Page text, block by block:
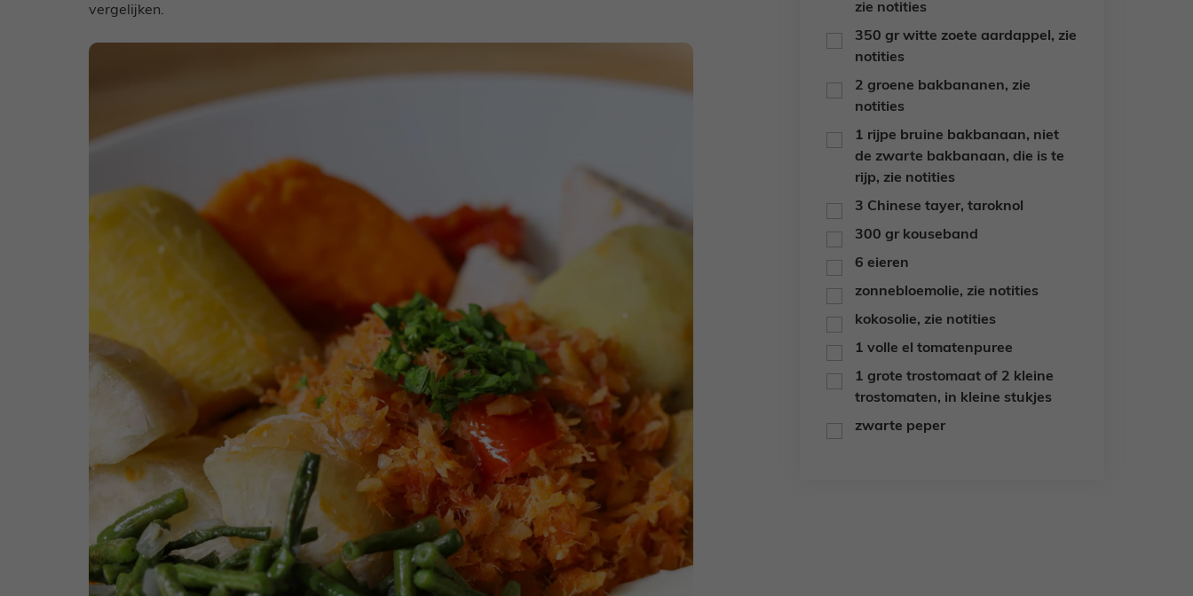
vergelijken.
zie notities
▢
350 gr witte zoete aardappel, zie
notities
▢
2 groene bakbananen, zie
notities
▢
1 rijpe bruine bakbanaan, niet
de zwarte bakbanaan, die is te
rijp, zie notities
▢
3 Chinese tayer, taroknol
▢
300 gr kouseband
▢
6 eieren
▢
zonnebloemolie, zie notities
▢kokosolie, zie notities
▢
1 volle el tomatenpuree
▢
1 grote trostomaat of 2 kleine
trostomaten, in kleine stukjes
▢
zwarte peper